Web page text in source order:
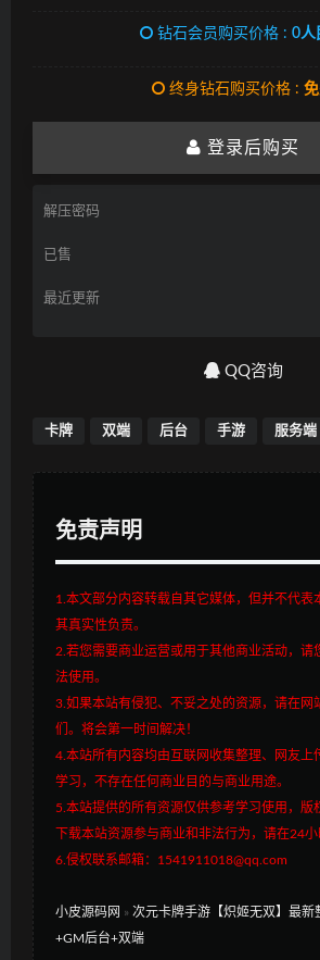
钻石会员购买价格 : 0人
终身钻石购买价格 :
登录后购买
解压密码
已售
最近更新
QQ咨询
卡牌 双端 后台 手游 服务端
免责声明
1.本文部分内容转载自其它媒体，但并不代表
其真实性负责。
2.若您需要商业运营或用于其他商业活动，请
法使用。
3.如果本站有侵犯、不妥之处的资源，请在网
们。将会第一时间解决！
4.本站所有内容均由互联网收集整理、网友上
学习，不存在任何商业目的与商业用途。
5.本站提供的所有资源仅供参考学习使用，版
下载本站资源参与商业和非法行为，请在24小
6.侵权联系邮箱：1541911018@qq.com
小皮源码网 » 次元卡牌手游【炽姬无双】最新
+GM后台+双端